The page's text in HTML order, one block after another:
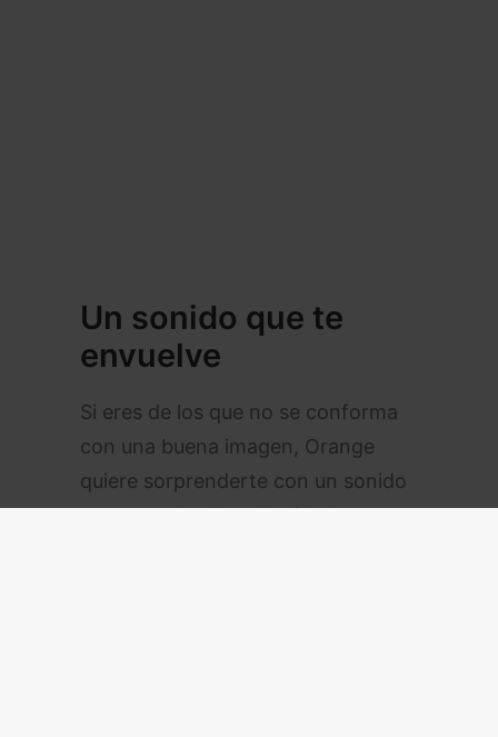
Un sonido que te
envuelve
Si eres de los que no se conforma
con una buena imagen, Orange
quiere sorprenderte con un sonido
espectacular. Esta Navidad,